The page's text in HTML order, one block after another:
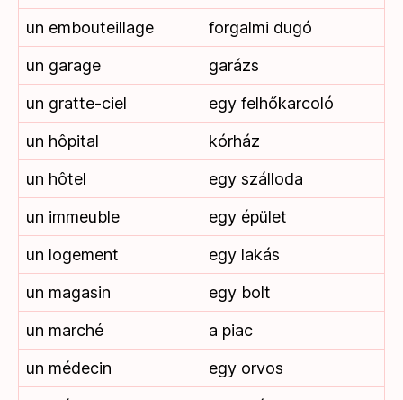
un embouteillage
forgalmi dugó
un garage
garázs
un gratte-ciel
egy felhőkarcoló
un hôpital
kórház
un hôtel
egy szálloda
un immeuble
egy épület
un logement
egy lakás
un magasin
egy bolt
un marché
a piac
un médecin
egy orvos